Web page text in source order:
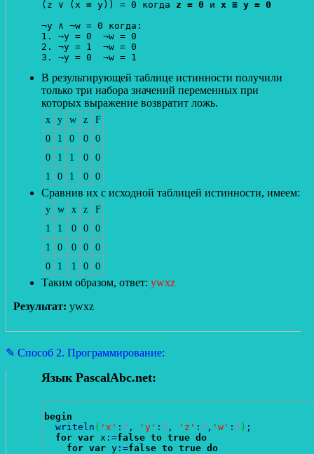
(z ∨ (x ≡ y)) = 0 когда z = 0 и x ≡ y = 0
¬y ∧ ¬w = 0 когда:
1. ¬y = 0  ¬w = 0
2. ¬y = 1  ¬w = 0
В результирующей таблице истинности получили
только три набора значений переменных при
которых выражение возвратит ложь.
x y w z
F
0
1 0 0
0
0
1 1 0
0
1
0 1 0 0
Сравнив их с исходной таблицей истинности, имеем:
y w x z
F
1
1 0 0
0
1
0 0 0
0
0
1 1 0 0
Таким образом, ответ: ywxz
Результат: ywxz
✎ Способ 2. Программирование:
Язык PascalAbc.net:
begin
writeln ( 'x' : 7 , 'y' : 7 , 'z' : 7 , 'w' : 7 ) ;
for var x : =false to true do
for var y : =false to true do